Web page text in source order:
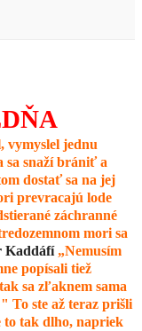
vymyslel jednu
sa snaží brániť a
dostať sa na jej
prevracajú lode
záchranné
mori sa
Kaddáfí „Nemusím
popísali tiež
sa zľaknem sama
" To ste až teraz prišli
to tak dlho, napriek